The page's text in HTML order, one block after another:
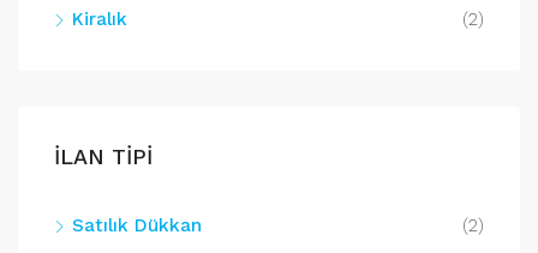
Kiralık
(2)
İLAN TİPİ
Satılık Dükkan
(2)